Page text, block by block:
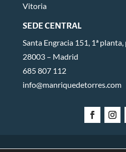
Vitoria
SEDE CENTRAL
Santa Engracia 151, 1ª
28003 – Madrid
685 807 112
info@manriquedetorres.com